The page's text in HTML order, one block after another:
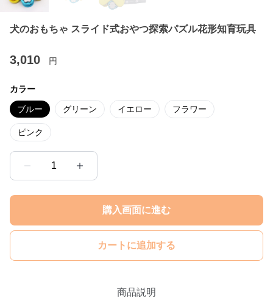
犬のおもちゃ スライド式おやつ探索パズル花形知育玩具
3,010 円
カラー
ブルー グリーン イエロー フラワー
ピンク
1
購入画面に進む
カートに追加する
商品説明